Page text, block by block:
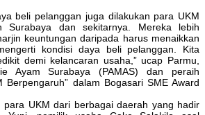
beli pelanggan juga dilakukan para UKM
Surabaya dan sekitarnya. Mereka lebih
keuntungan daripada harus menaikkan
kondisi daya beli pelanggan. Kita
demi kelancaran usaha,” ucap Parmu,
Ayam Surabaya (PAMAS) dan peraih
Berpengaruh” dalam Bogasari SME Award
para UKM dari berbagai daerah yang hadir